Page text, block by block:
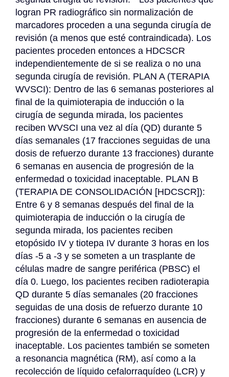
logran PR radiográfico sin normalización de
marcadores proceden a una segunda cirugía de
revisión (a menos que esté contraindicada). Los
pacientes proceden entonces a HDCSCR
independientemente de si se realiza o no una
segunda cirugía de revisión. PLAN A (TERAPIA
WVSCI): Dentro de las 6 semanas posteriores al
final de la quimioterapia de inducción o la
cirugía de segunda mirada, los pacientes
reciben WVSCI una vez al día (QD) durante 5
días semanales (17 fracciones seguidas de una
dosis de refuerzo durante 13 fracciones) durante
6 semanas en ausencia de progresión de la
enfermedad o toxicidad inaceptable. PLAN B
(TERAPIA DE CONSOLIDACIÓN [HDCSCR]):
Entre 6 y 8 semanas después del final de la
quimioterapia de inducción o la cirugía de
segunda mirada, los pacientes reciben
etopósido IV y tiotepa IV durante 3 horas en los
días -5 a -3 y se someten a un trasplante de
células madre de sangre periférica (PBSC) el
día 0. Luego, los pacientes reciben radioterapia
QD durante 5 días semanales (20 fracciones
seguidas de una dosis de refuerzo durante 10
fracciones) durante 6 semanas en ausencia de
progresión de la enfermedad o toxicidad
inaceptable. Los pacientes también se someten
a resonancia magnética (RM), así como a la
recolección de líquido cefalorraquídeo (LCR) y